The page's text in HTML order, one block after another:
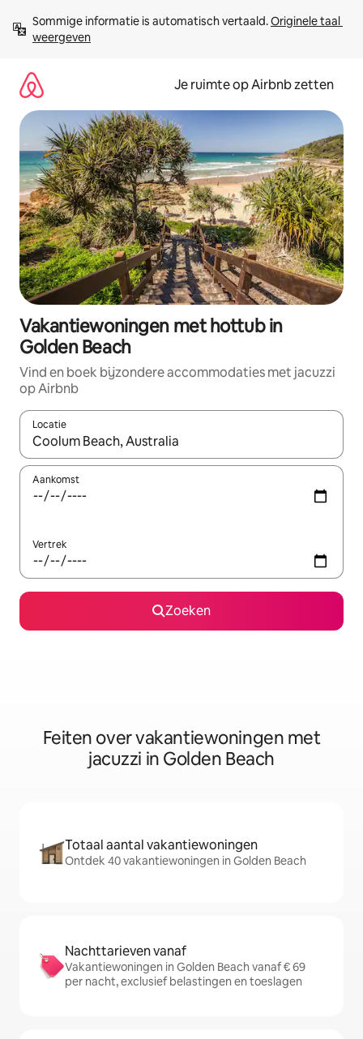
direct
naar
Sommige informatie is automatisch vertaald. Originele taal
weergeven
Je ruimte op Airbnb zetten
Vakantiewoningen met hottub in
Golden Beach
Vind en boek bijzondere accommodaties met jacuzzi
op Airbnb
Locatie
Wanneer er suggesties beschikbaar zijn, maak je een keuze
Aankomst
Vertrek
Zoeken
Feiten over vakantiewoningen met
jacuzzi in Golden Beach
Totaal aantal vakantiewoningen
Ontdek 40 vakantiewoningen in Golden Beach
Nachttarieven vanaf
Vakantiewoningen in Golden Beach vanaf € 69
per nacht, exclusief belastingen en toeslagen